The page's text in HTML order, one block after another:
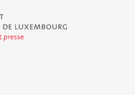
de Luxembourg - Service